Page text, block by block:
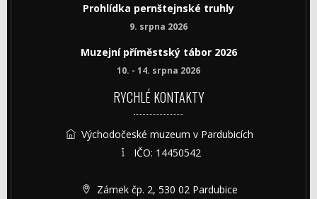
Prohlídka pernštejnské truhly
9. srpna 2026
Muzejní příměstský tábor 2026
10. - 14. srpna 2026
RYCHLÉ KONTAKTY
Východočeské muzeum v Pardubicích
IČO: 14450542
Zámek čp. 2, 530 02 Pardubice